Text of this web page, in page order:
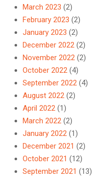
March 2023 (2)
February 2023 (2)
January 2023 (2)
December 2022 (2)
November 2022 (2)
October 2022 (4)
September 2022 (4)
August 2022 (2)
April 2022 (1)
March 2022 (2)
January 2022 (1)
December 2021 (2)
October 2021 (12)
September 2021 (13)